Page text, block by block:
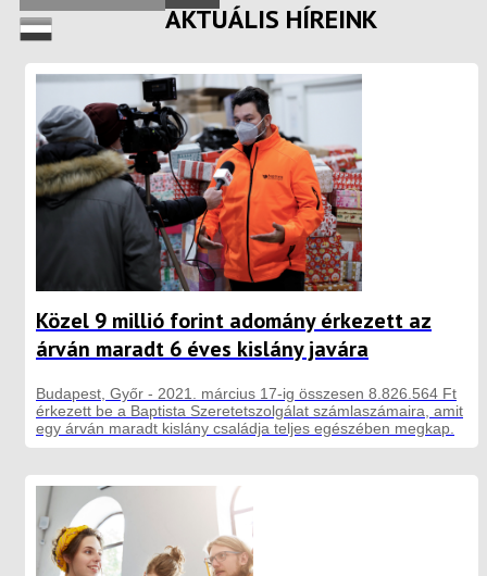
AKTUÁLIS HÍREINK
Közel 9 millió forint adomány érkezett az
árván maradt 6 éves kislány javára
Budapest, Győr - 2021. március 17-ig összesen 8.826.564 Ft
érkezett be a Baptista Szeretetszolgálat számlaszámaira, amit
egy árván maradt kislány családja teljes egészében megkap.